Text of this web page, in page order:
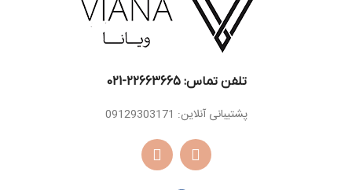
تلفن تماس: 22663665-021​
پشتیبانی آنلاین: 09129303171